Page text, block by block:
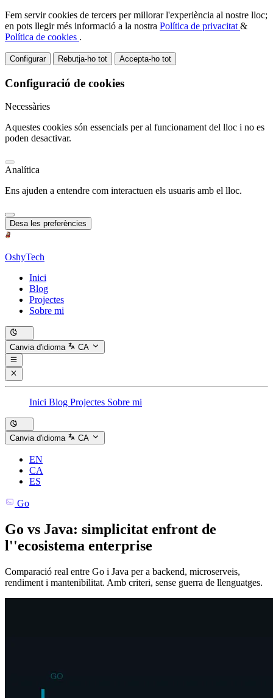
Fem servir cookies de tercers per millorar l'experiència al nostre lloc;
en pots llegir més informació a la nostra Política de privacitat &
Política de cookies .
Configurar Rebutja-ho tot Accepta-ho tot
Configuració de cookies
Necessàries
Aquestes cookies són essencials per al funcionament del lloc i no es
poden desactivar.
Analítica
Ens ajuden a entendre com interactuen els usuaris amb el lloc.
Desa les preferències
OshyTech
Inici
Blog
Projectes
Sobre mi
Canvia d'idioma CA
Inici Blog Projectes Sobre mi
Canvia d'idioma CA
EN
CA
ES
Go
Go vs Java: simplicitat enfront de
l''ecosistema enterprise
Comparació real entre Go i Java per a backend, microserveis,
rendiment i mantenibilitat. Amb criteri, sense guerra de llenguatges.